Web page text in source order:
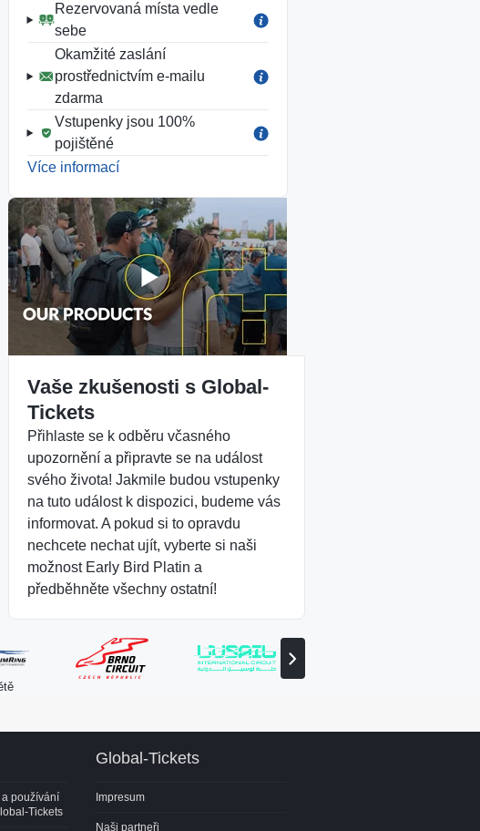
Rezervovaná místa vedle
sebe
Okamžité zaslání
prostřednictvím e-mailu
zdarma
Vstupenky jsou 100%
pojištěné
Více informací
Vaše zkušenosti s Global-
Tickets
Přihlaste se k odběru včasného
upozornění a připravte se na událost
svého života! Jakmile budou vstupenky
na tuto událost k dispozici, budeme vás
informovat. A pokud si to opravdu
nechcete nechat ujít, vyberte si naši
možnost Early Bird Platin a
předběhněte všechny ostatní!
Zobrazit
následujícího
používání
Tickets
Global-Tickets
Impresum
Naši partneři